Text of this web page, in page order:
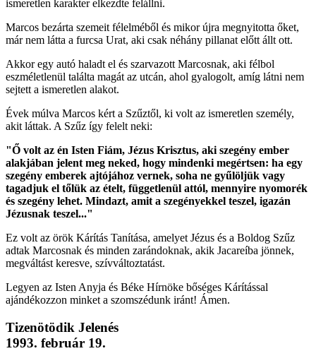
ismeretlen karakter elkezdte felállni.
Marcos bezárta szemeit félelméből és mikor újra megnyitotta őket,
már nem látta a furcsa Urat, aki csak néhány pillanat előtt állt ott.
Akkor egy autó haladt el és szarvazott Marcosnak, aki félbol
eszméletlenül találta magát az utcán, ahol gyalogolt, amíg látni nem
sejtett a ismeretlen alakot.
Évek múlva Marcos kért a Szűztől, ki volt az ismeretlen személy,
akit láttak. A Szűz így felelt neki:
"Ő volt az én Isten Fiám, Jézus Krisztus, aki szegény ember
alakjában jelent meg neked, hogy mindenki megértsen: ha egy
szegény emberek ajtójához vernek, soha ne gyűlöljük vagy
tagadjuk el tőlük az ételt, függetlenül attól, mennyire nyomorék
és szegény lehet. Mindazt, amit a szegényekkel teszel, igazán
Jézusnak teszel..."
Ez volt az örök Kárítás Tanítása, amelyet Jézus és a Boldog Szűz
adtak Marcosnak és minden zarándoknak, akik Jacareíba jönnek,
megváltást keresve, szívváltoztatást.
Legyen az Isten Anyja és Béke Hírnöke bőséges Kárítással
ajándékozzon minket a szomszédunk iránt! Ámen.
Tizenötödik Jelenés
1993. február 19.